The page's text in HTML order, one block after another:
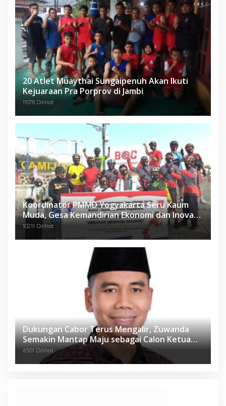
20 Atlet Muaythai Sungaipenuh Akan Ikuti
Kejuaraan Pra Porprov di Jambi
11078 Dilihat
Koordinator PMMD Yogyakarta Seru Kaum
Muda, Gesa Kemandirian Ekonomi dan Inovasi
Desa
10211 Dilihat
Dukungan Cabor Terus Mengalir, Zuwanda
Semakin Mantap Maju sebagai Calon Ketua
KONI
6501 Dilihat